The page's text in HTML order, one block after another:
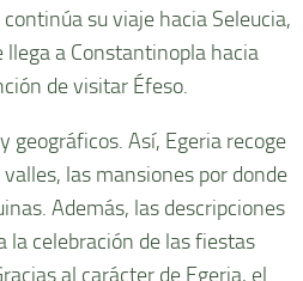
su viaje hacia Seleucia,
a Constantinopla hacia
de visitar Éfeso.
geográficos. Así, Egeria recoge
las mansiones por donde
Además, las descripciones
la celebración de las fiestas
al carácter de Egeria, el